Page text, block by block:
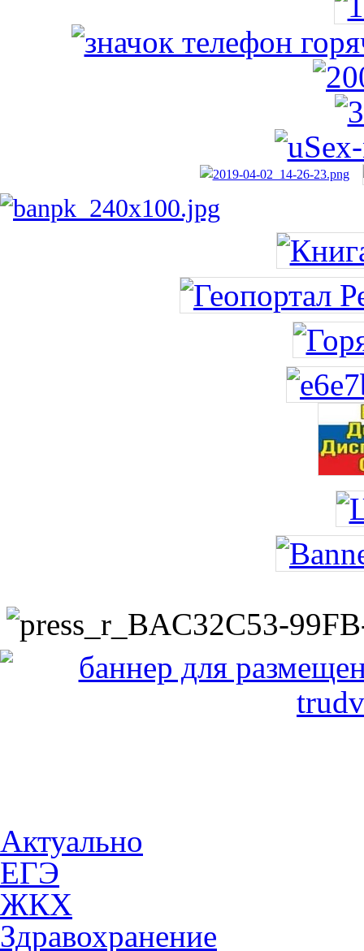
Актуально
ЕГЭ
ЖКХ
Здравохранение